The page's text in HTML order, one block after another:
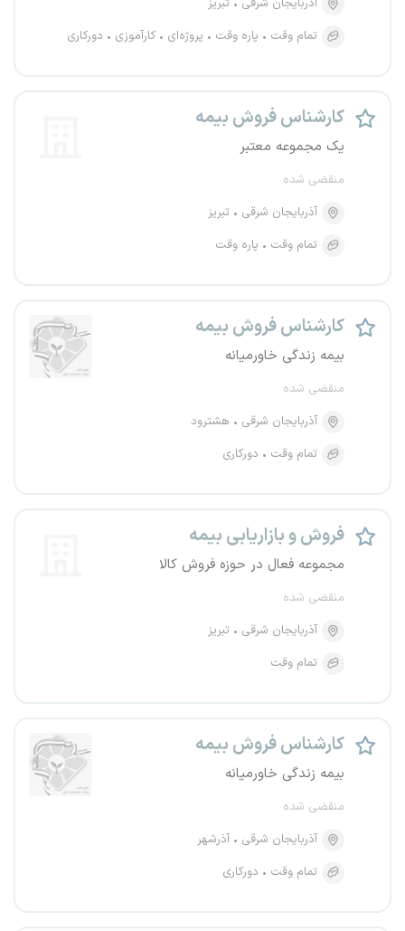
آذربایجان شرقی
تبریز
تمام وقت
پاره وقت پروژه‌ای کارآموزی دورکاری
کارشناس فروش بیمه
یک مجموعه معتبر
منقضی شده
آذربایجان شرقی
تبریز
تمام وقت
پاره وقت
کارشناس فروش بیمه
بیمه زندگی خاورمیانه
منقضی شده
آذربایجان شرقی
هشترود
تمام وقت
دورکاری
فروش و بازاریابی بیمه
مجموعه فعال در حوزه فروش کالا
منقضی شده
آذربایجان شرقی
تبریز
تمام وقت
کارشناس فروش بیمه
بیمه زندگی خاورمیانه
منقضی شده
آذربایجان شرقی
آذرشهر
تمام وقت
دورکاری